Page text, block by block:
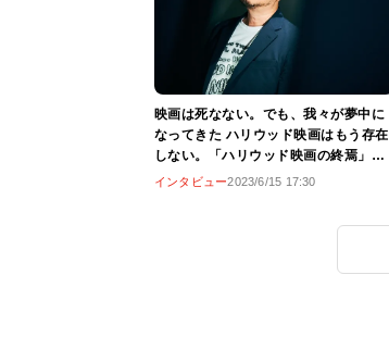
映画は死なない。でも、我々が夢中に
なってきた ハリウッド映画はもう存在
しない。「ハリウッド映画の終焉」著
者・宇野維正、1万字インタビュー
インタビュー2023/6/15 17:30